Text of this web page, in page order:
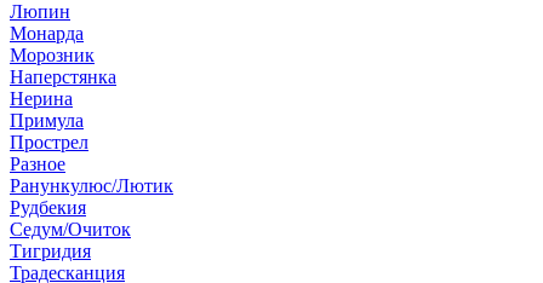
Люпин
Монарда
Морозник
Наперстянка
Нерина
Примула
Прострел
Разное
Ранункулюс/Лютик
Рудбекия
Седум/Очиток
Тигридия
Традесканция